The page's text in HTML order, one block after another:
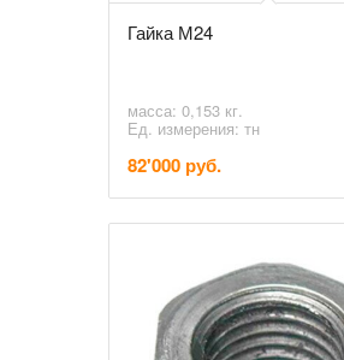
Гайка М24
масса: 0,153 кг.
Ед. измерения: тн
82'000 руб.